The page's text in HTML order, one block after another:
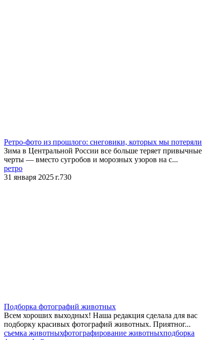
Ретро-фото из прошлого: снеговики, которых мы потеряли
Зима в Центральной России все больше теряет привычные
черты — вместо сугробов и морозных узоров на с...
ретро
31 января 2025 г.730
Подборка фотографий животных
Всем хороших выходных! Наша редакция сделала для вас
подборку красивых фотографий животных. Приятног...
съемка животныхфотографирование животныхподборка